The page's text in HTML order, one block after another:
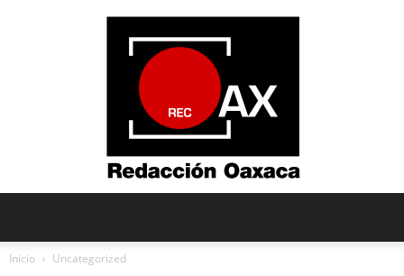
Inicio Uncategorized